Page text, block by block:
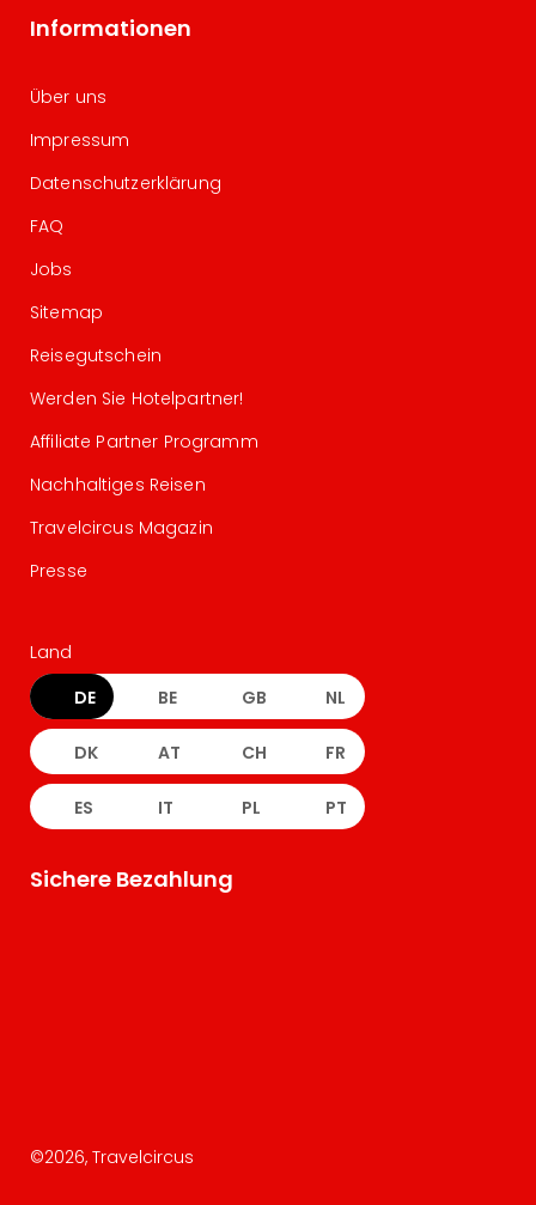
Informationen
Über uns
Impressum
Datenschutzerklärung
FAQ
Jobs
Sitemap
Reisegutschein
Werden Sie Hotelpartner!
Affiliate Partner Programm
Nachhaltiges Reisen
Travelcircus Magazin
Presse
Land
DE BE GB NL
DK AT CH FR
ES IT PL PT
Sichere Bezahlung
©2026, Travelcircus